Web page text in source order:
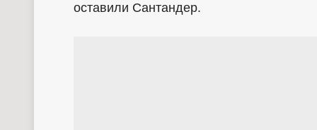
оставили Сантандер.